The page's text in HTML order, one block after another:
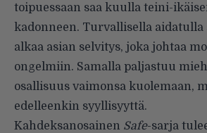
toipuessaan saa kuulla teini-
kadonneen. Turvallisella aidatulla
alkaa asian selvitys, joka johtaa
ongelmiin. Samalla paljastuu
osallisuus vaimonsa kuolemaan,
edelleenkin syyllisyyttä.
Kahdeksanosainen Safe-sarja